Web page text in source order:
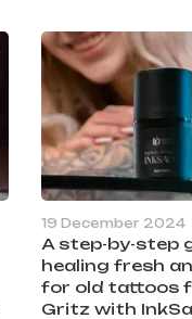
19 December 2024
A step-by-step
healing fresh
for old tattoos
Gritz with